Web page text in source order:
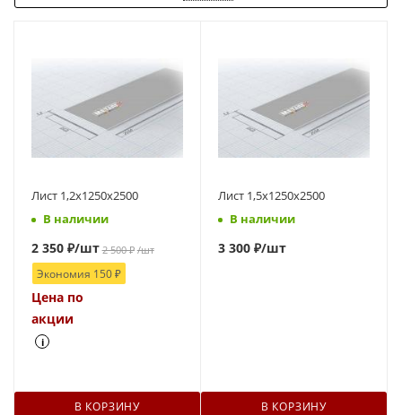
Лист 1,2х1250х2500
В наличии
2 500₽ /шт
2 350 ₽/шт
Экономия 150₽
Цена по
акции
i
В КОРЗИНУ
Лист 1,5х1250х2500
В наличии
3 300 ₽/шт
В КОРЗИНУ